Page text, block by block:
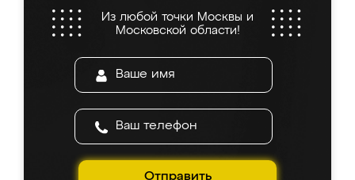
Из любой точки Москвы и
Московской области!
Отправить